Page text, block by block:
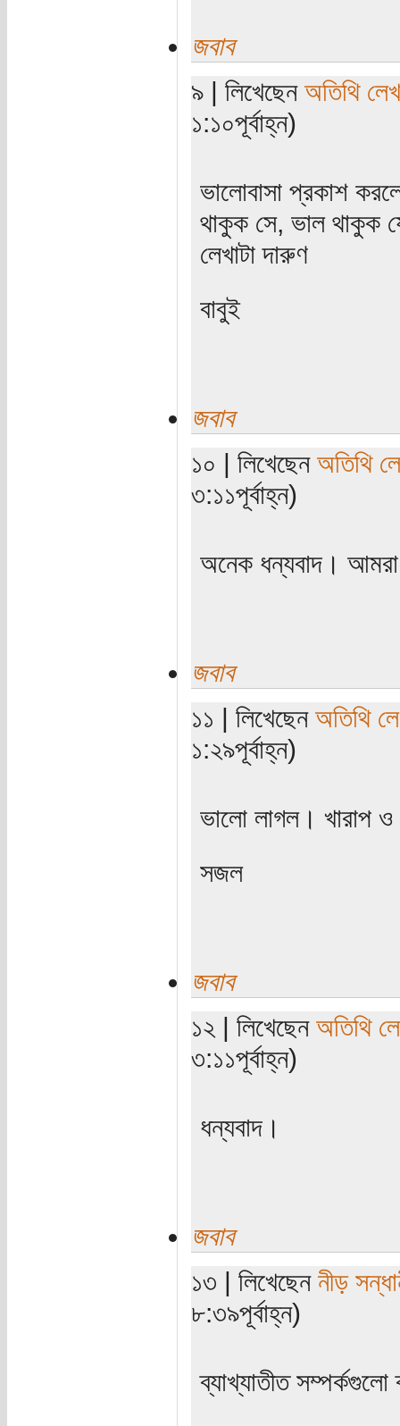
জবাব
৯ | লিখেছেন অতিথি
১:১০পূর্বাহ্ন)
ভালোবাসা প্রকাশ
থাকুক সে, ভাল থাকুক
লেখাটা দারুণ
বাবুই
জবাব
১০ | লিখেছেন অতিথি
৩:১১পূর্বাহ্ন)
অনেক ধন্যবাদ।
জবাব
১১ | লিখেছেন অতিথি
১:২৯পূর্বাহ্ন)
ভালো লাগল। খারাপ
সজল
জবাব
১২ | লিখেছেন অতিথি
৩:১১পূর্বাহ্ন)
ধন্যবাদ।
জবাব
১৩ | লিখেছেন নীড়
৮:৩৯পূর্বাহ্ন)
‍‌ব্যাখ্যাতীত সম্পর্কগুলো